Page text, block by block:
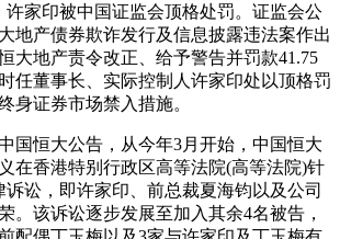
家印被中国证监会顶格处罚。证监会公
地产债券欺诈发行及信息披露违法案作出
大地产责令改正、给予警告并罚款41.75
任董事长、实际控制人许家印处以顶格罚
身证券市场禁入措施。
恒大公告，从今年3月开始，中国恒大
在香港特别行政区高等法院(高等法院)针
诉讼，即许家印、前总裁夏海钧以及公司
。该诉讼逐步发展至加入其余4名被告，